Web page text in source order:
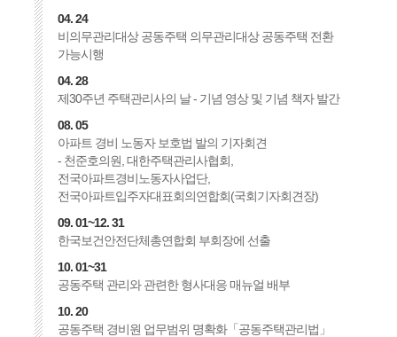
04. 24
비의무관리대상 공동주택 의무관리대상 공동주택 전환
가능시행
04. 28
제30주년 주택관리사의 날 - 기념 영상 및 기념 책자 발간
08. 05
아파트 경비 노동자 보호법 발의 기자회견
- 천준호의원, 대한주택관리사협회,
전국아파트경비노동자사업단,
전국아파트입주자대표회의연합회(국회기자회견장)
09. 01~12. 31
한국보건안전단체총연합회 부회장에 선출
10. 01~31
공동주택 관리와 관련한 형사대응 매뉴얼 배부
10. 20
공동주택 경비원 업무범위 명확화「공동주택관리법」